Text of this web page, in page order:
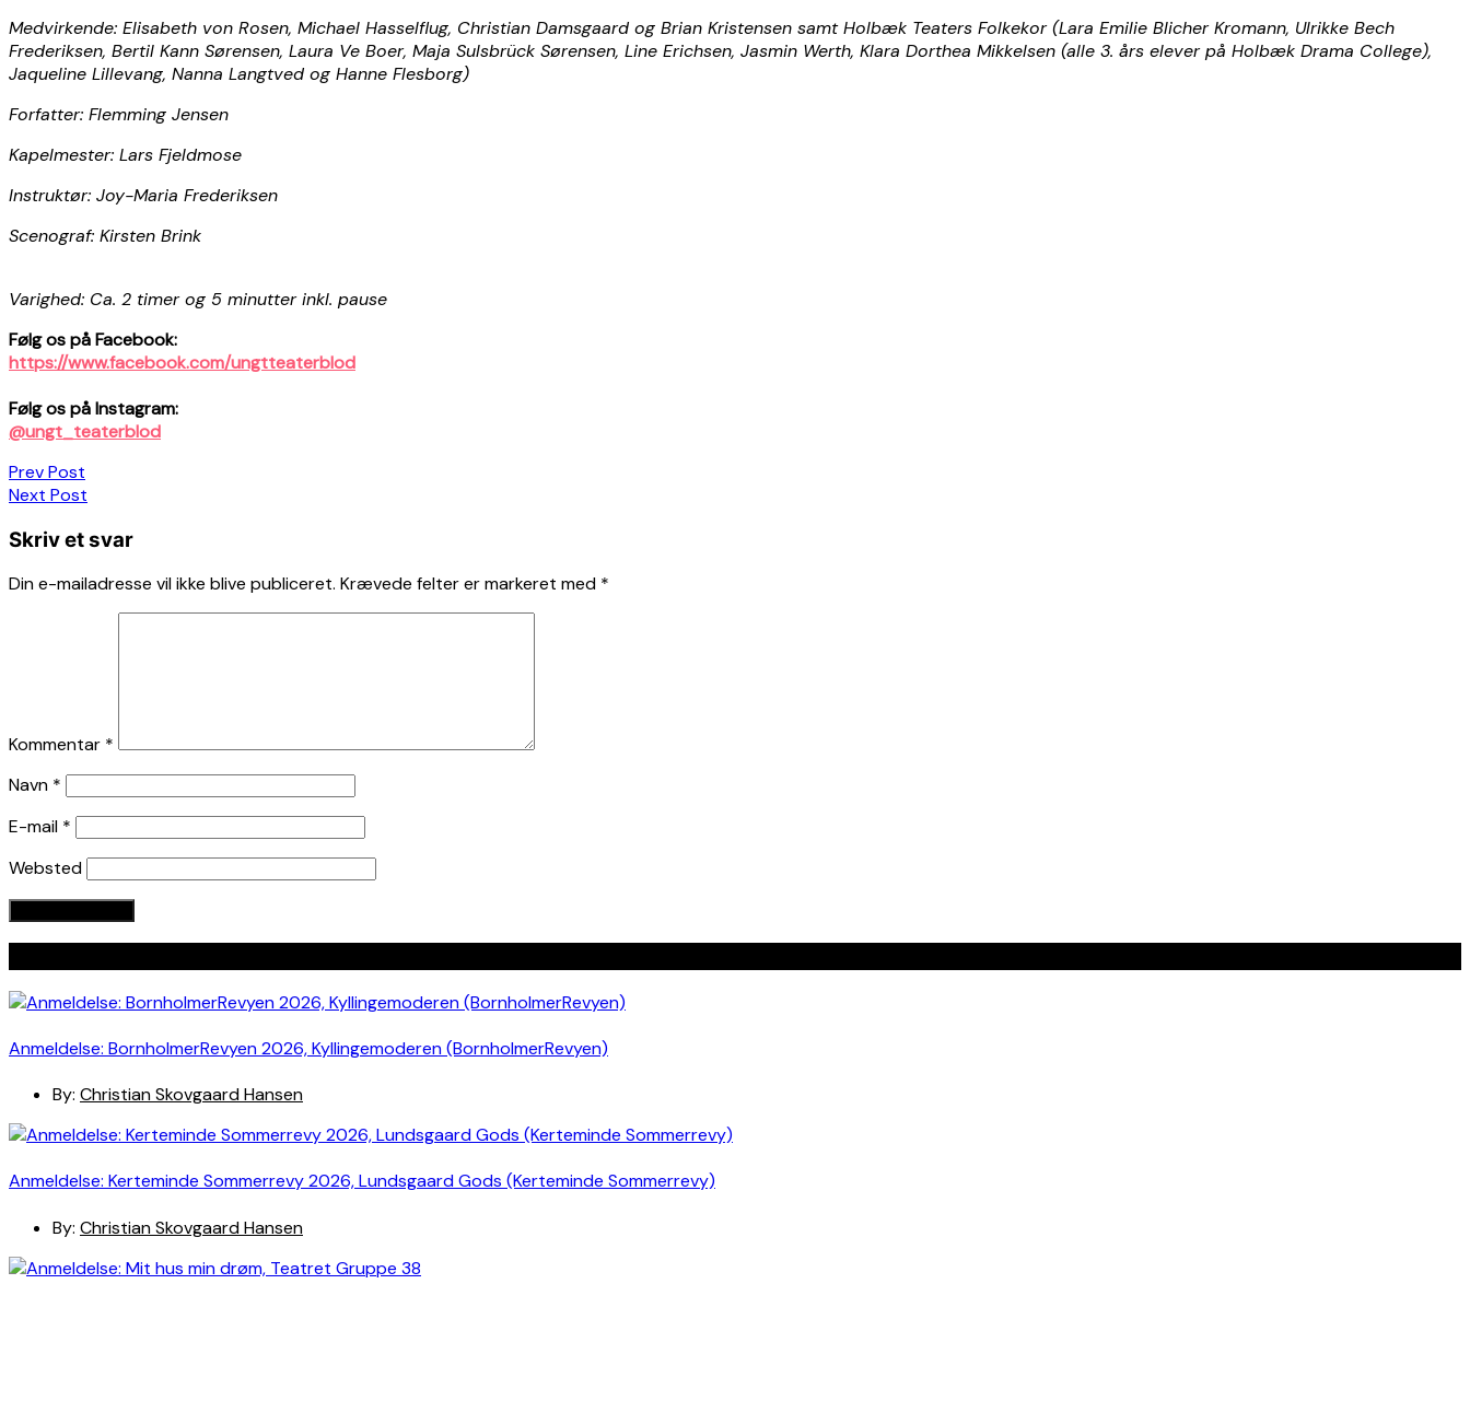
Medvirkende: Elisabeth von Rosen, Michael Hasselflug, Christian Damsgaard og Brian Kristensen samt Holbæk Teaters Folkekor (Lara Emilie Blicher Kromann, Ulrikke Bech
Frederiksen, Bertil Kann Sørensen, Laura Ve Boer, Maja Sulsbrück Sørensen, Line Erichsen, Jasmin Werth, Klara Dorthea Mikkelsen (alle 3. års elever på Holbæk Drama College),
Jaqueline Lillevang, Nanna Langtved og Hanne Flesborg)
Forfatter: Flemming Jensen
Kapelmester: Lars Fjeldmose
Instruktør: Joy-Maria Frederiksen
Scenograf: Kirsten Brink
Varighed: Ca. 2 timer og 5 minutter inkl. pause
Følg os på Facebook:
https://www.facebook.com/ungtteaterblod
Følg os på Instagram:
@ungt_teaterblod
Indlægsnavigation
Prev Post
Next Post
Skriv et svar
Din e-mailadresse vil ikke blive publiceret. Krævede felter er markeret med *
Kommentar *
Navn *
E-mail *
Websted
Anmeldelse: BornholmerRevyen 2026, Kyllingemoderen (BornholmerRevyen)
By: Christian Skovgaard Hansen
Anmeldelse: Kerteminde Sommerrevy 2026, Lundsgaard Gods (Kerteminde Sommerrevy)
By: Christian Skovgaard Hansen